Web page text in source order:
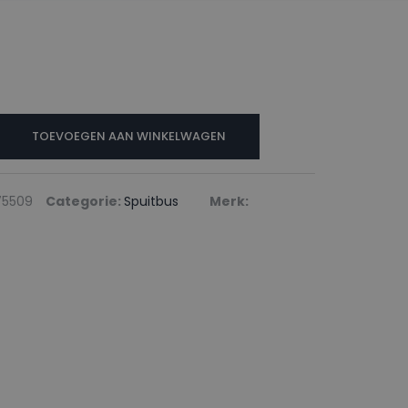
TOEVOEGEN AAN WINKELWAGEN
Categorie: Spuitbus
Merk: